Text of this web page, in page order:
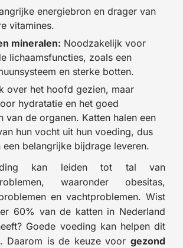
energiebron en drager van
vitamines.
mineralen: Noodzakelijk voor
lichaamsfuncties, zoals een
en sterke botten.
over het hoofd gezien, maar
hydratatie en het goed
van de organen. Katten halen een
hun vocht uit hun voeding, dus
een belangrijke bijdrage leveren.
kan leiden tot tal van
waaronder obesitas,
en vachtproblemen. Wist
60% van de katten in Nederland
Goede voeding kan helpen dit
Daarom is de keuze voor gezond